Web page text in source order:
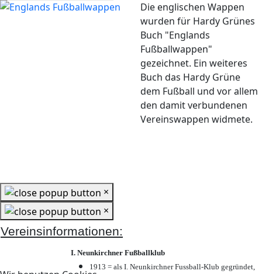
Die englischen Wappen
wurden für Hardy Grünes
Buch "Englands
Fußballwappen"
gezeichnet. Ein weiteres
Buch das Hardy Grüne
dem Fußball und vor allem
den damit verbundenen
Vereinswappen widmete.
×
×
Vereinsinformationen:
I. Neunkirchner Fußballklub
1913 = als I. Neunkirchner Fussball-Klub gegründet,